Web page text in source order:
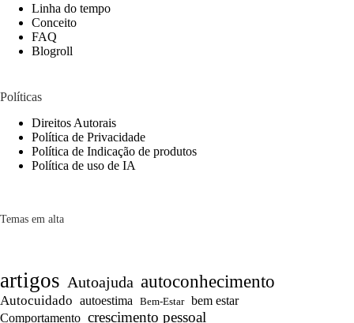
Linha do tempo
Conceito
FAQ
Blogroll
Políticas
Direitos Autorais
Política de Privacidade
Política de Indicação de produtos
Política de uso de IA
Temas em alta
artigos Autoajuda autoconhecimento
Autocuidado autoestima Bem-Estar bem estar
Comportamento crescimento pessoal